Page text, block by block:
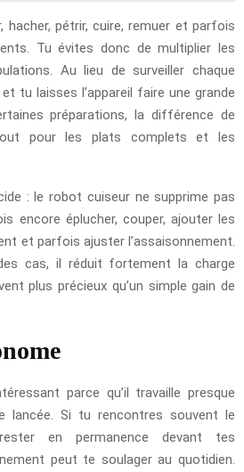
hacher, pétrir, cuire, remuer et parfois
Tu évites donc de multiplier les
Au lieu de surveiller chaque
tu laisses l’appareil faire une grande
préparations, la différence de
pour les plats complets et les
: le robot cuiseur ne supprime pas
encore éplucher, couper, ajouter les
et parfois ajuster l’assaisonnement.
cas, il réduit fortement la charge
plus précieux qu’un simple gain de
parce qu’il travaille presque
lancée. Si tu rencontres souvent le
en permanence devant tes
peut te soulager au quotidien.